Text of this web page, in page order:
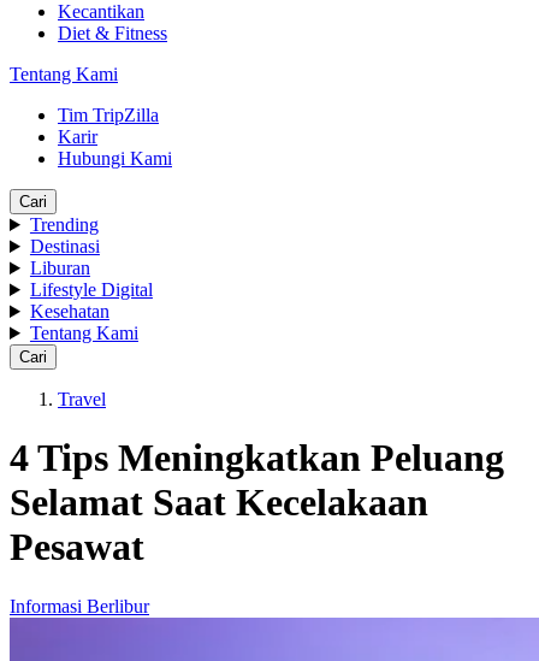
Kecantikan
Diet & Fitness
Tentang Kami
Tim TripZilla
Karir
Hubungi Kami
Cari
Trending
Destinasi
Liburan
Lifestyle Digital
Kesehatan
Tentang Kami
Cari
Travel
4 Tips Meningkatkan Peluang
Selamat Saat Kecelakaan
Pesawat
Informasi Berlibur